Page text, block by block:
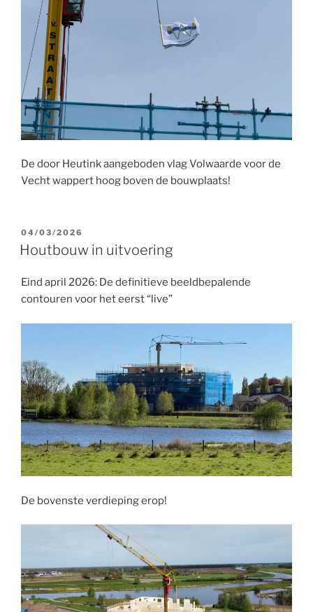
De door Heutink aangeboden vlag Volwaarde voor de
Vecht wappert hoog boven de bouwplaats!
GEPLAATST
OP
04/03/2026
Houtbouw in uitvoering
Eind april 2026: De definitieve beeldbepalende
contouren voor het eerst “live”
De bovenste verdieping erop!